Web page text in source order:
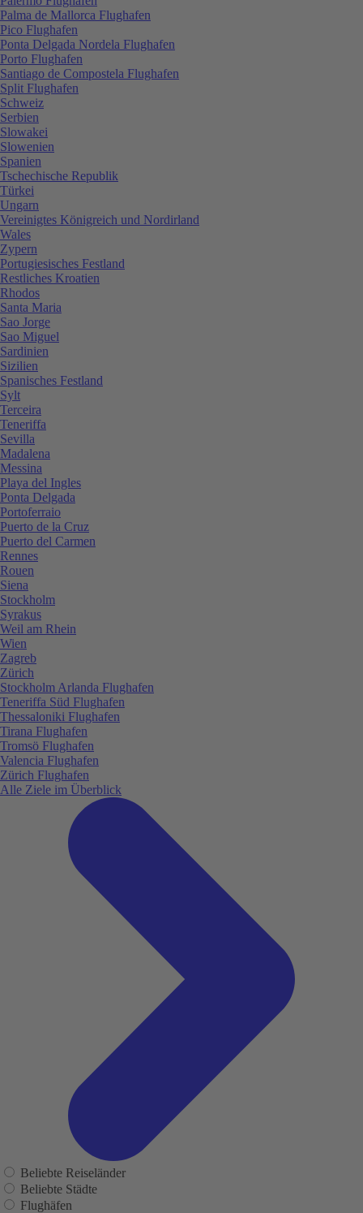
Palma de Mallorca Flughafen
Pico Flughafen
Ponta Delgada Nordela Flughafen
Porto Flughafen
Santiago de Compostela Flughafen
Split Flughafen
Schweiz
Serbien
Slowakei
Slowenien
Spanien
Tschechische Republik
Türkei
Ungarn
Vereinigtes Königreich und Nordirland
Wales
Zypern
Portugiesisches Festland
Restliches Kroatien
Rhodos
Santa Maria
Sao Jorge
Sao Miguel
Sardinien
Sizilien
Spanisches Festland
Sylt
Terceira
Teneriffa
Sevilla
Madalena
Messina
Playa del Ingles
Ponta Delgada
Portoferraio
Puerto de la Cruz
Puerto del Carmen
Rennes
Rouen
Siena
Stockholm
Syrakus
Weil am Rhein
Wien
Zagreb
Zürich
Stockholm Arlanda Flughafen
Teneriffa Süd Flughafen
Thessaloniki Flughafen
Tirana Flughafen
Tromsö Flughafen
Valencia Flughafen
Zürich Flughafen
Alle Ziele im Überblick
Beliebte Reiseländer
Beliebte Städte
Flughäfen